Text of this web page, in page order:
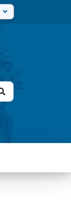
Ir
resultado